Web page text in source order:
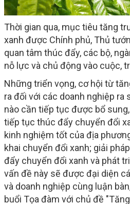
Thời gian qua, mục tiêu tăng
xanh được Chính phủ, Thủ
quan tâm thúc đẩy, các bộ,
nỗ lực và chủ động vào cuộc,
Những triển vọng, cơ hội từ
ra đối với các doanh nghiệp ra
nào cần tiếp tục được bổ
tiếp tục thúc đẩy chuyển đổi
kinh nghiệm tốt của địa
khai chuyển đổi xanh; giải
đẩy chuyển đổi xanh và phát
vấn đề này sẽ được đại diện
và doanh nghiệp cùng luận
buổi Tọa đàm với chủ đề